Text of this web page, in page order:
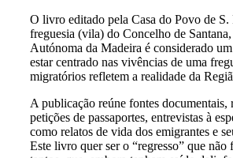
O livro editado pela Casa do Povo de S.
freguesia (vila) do Concelho de
Autónoma da Madeira é considerado
estar centrado nas vivências de uma
migratórios refletem a realidade da
A publicação reúne fontes documentais,
petições de passaportes, entrevistas à
como relatos de vida dos emigrantes e
Este livro quer ser o “regresso” que não